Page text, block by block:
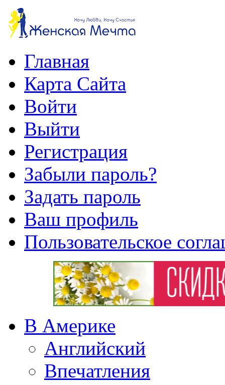
Главная
Карта Сайта
Войти
Выйти
Регистрация
Забыли пароль?
Задать пароль
Ваш профиль
Пользовательское
В Америке
Английский
Впечатления